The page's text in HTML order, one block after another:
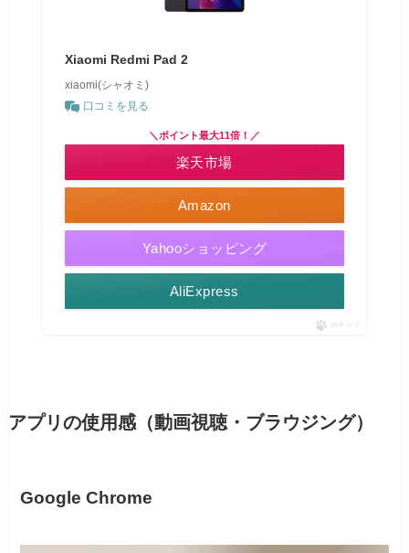
Xiaomi Redmi Pad 2
xiaomi(シャオミ)
口コミを見る
Amazon
＼ポイント最大11倍！／
楽天市場
Yahooショッピング
AliExpress
ポチップ
アプリの使用感（動画視聴・ブラウジング）
Google Chrome